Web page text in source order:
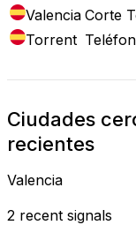
Valencia Corte
Torrent
Ciudades
recientes
Valencia
2 recent signals